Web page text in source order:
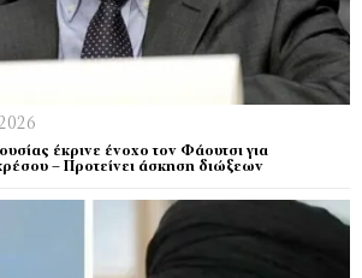
έκρινε ένοχο τον Φάουτσι για
– Προτείνει άσκηση διώξεων